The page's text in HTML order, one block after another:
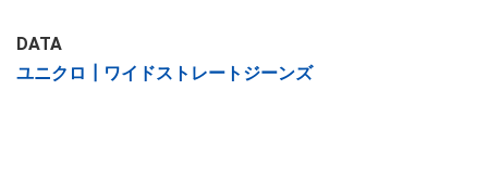
DATA
ユニクロ┃ワイドストレートジーンズ